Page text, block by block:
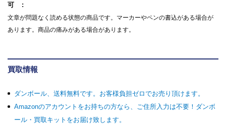
可
文章が問題なく読める状態の商品です。マーカーやペンの書込がある場合が
あります。商品の痛みがある場合があります。
買取情報
ダンボール、送料無料です。お客様負担ゼロでお売り頂けます。
Amazonのアカウントをお持ちの方なら、ご住所入力は不要！ダンボ
ール・買取キットをお届け致します。